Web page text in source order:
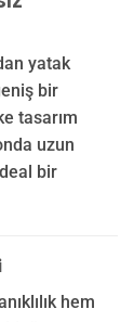
yatak
bir
tasarım
uzun
bir
hem